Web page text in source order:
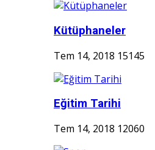
Kütüphaneler
Tem 14, 2018 15145
Eğitim Tarihi
Tem 14, 2018 12060